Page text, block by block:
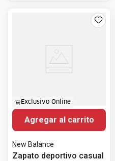
Exclusivo Online
Agregar al carrito
New Balance
Zapato deportivo casual